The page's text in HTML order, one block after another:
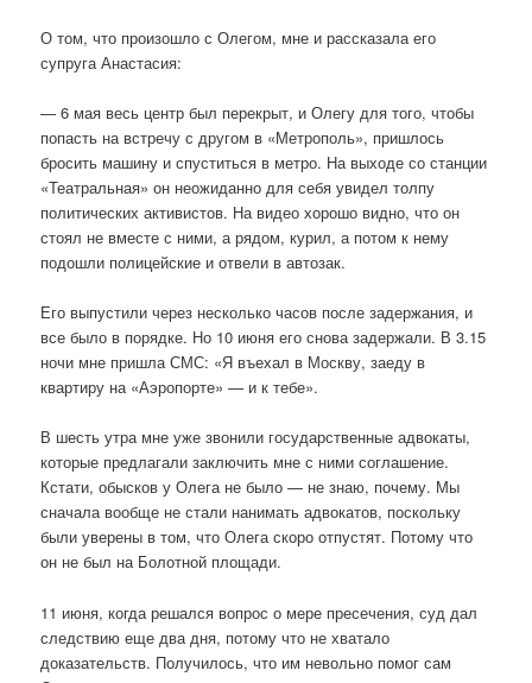
О том, что произошло с Олегом, мне и рассказала его
супруга Анастасия:
— 6 мая весь центр был перекрыт, и Олегу для того, чтобы
попасть на встречу с другом в «Метрополь», пришлось
бросить машину и спуститься в метро. На выходе со станции
«Театральная» он неожиданно для себя увидел толпу
политических активистов. На видео хорошо видно, что он
стоял не вместе с ними, а рядом, курил, а потом к нему
подошли полицейские и отвели в автозак.
Его выпустили через несколько часов после задержания, и
все было в порядке. Но 10 июня его снова задержали. В 3.15
ночи мне пришла СМС: «Я въехал в Москву, заеду в
квартиру на «Аэропорте» — и к тебе».
В шесть утра мне уже звонили государственные адвокаты,
которые предлагали заключить мне с ними соглашение.
Кстати, обысков у Олега не было — не знаю, почему. Мы
сначала вообще не стали нанимать адвокатов, поскольку
были уверены в том, что Олега скоро отпустят. Потому что
он не был на Болотной площади.
11 июня, когда решался вопрос о мере пресечения, суд дал
следствию еще два дня, потому что не хватало
доказательств. Получилось, что им невольно помог сам